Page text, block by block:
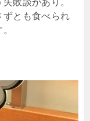
敗談があり。
ずとも食べられ